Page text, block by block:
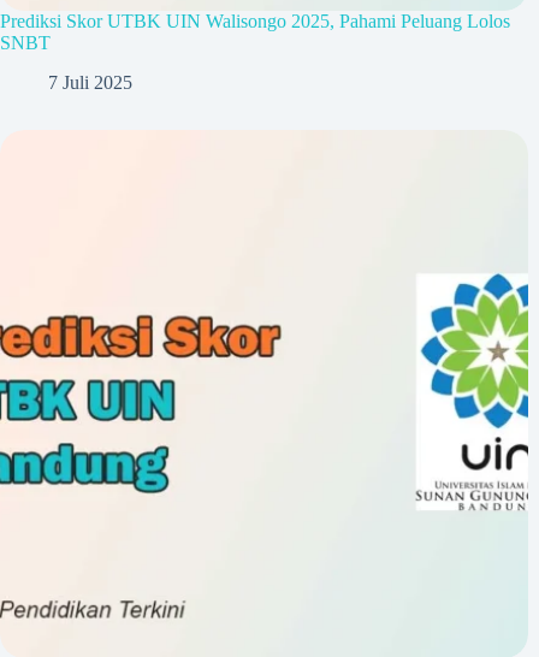
Prediksi Skor UTBK UIN Walisongo 2025, Pahami Peluang Lolos
SNBT
7 Juli 2025